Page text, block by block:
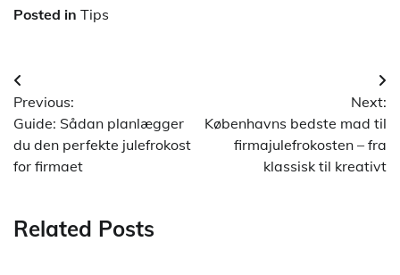
Posted in Tips
Indlægsnavigation
Previous:
Guide: Sådan planlægger
du den perfekte julefrokost
for firmaet
Next:
Københavns bedste mad til
firmajulefrokosten – fra
klassisk til kreativt
Related Posts